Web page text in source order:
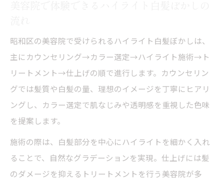
昭和区の美容院で受けられるハイライト白髪ぼかしは、
主にカウンセリング→カラー選定→ハイライト施術→ト
リートメント→仕上げの順で進行します。カウンセリン
グでは髪質や白髪の量、理想のイメージを丁寧にヒアリ
ングし、カラー選定で肌なじみや透明感を重視した色味
を提案します。
施術の際は、白髪部分を中心にハイライトを細かく入れ
ることで、自然なグラデーションを実現。仕上げには髪
のダメージを抑えるトリートメントを行う美容院が多